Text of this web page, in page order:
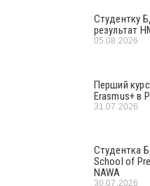
Студентку
результат
05.08.2026
Перший курс
Erasmus+ в
31.07.2026
Студентка
School of
NAWA
30.07.2026